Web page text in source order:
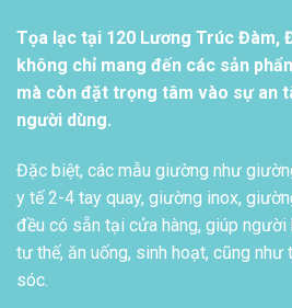
Tọa lạc tại 120 Lương Trúc Đàm,
không chỉ mang đến các sản
mà còn đặt trọng tâm vào sự an
người dùng.
Đặc biệt, các mẫu giường như
y tế 2-4 tay quay, giường inox,
đều có sẵn tại cửa hàng, giúp người
tư thế, ăn uống, sinh hoạt, cũng
sóc.